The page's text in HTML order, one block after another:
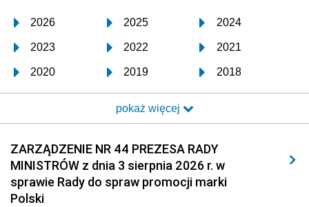
2026 2025 2024
2023 2022 2021
2020 2019 2018
2017 2016 2015
2014 2013 2012
2011 2010 2009
2008 2007 2006
2005
pokaż więcej
ZARZĄDZENIE NR 44 PREZESA RADY
MINISTRÓW z dnia 3 sierpnia 2026 r. w
sprawie Rady do spraw promocji marki
Polski